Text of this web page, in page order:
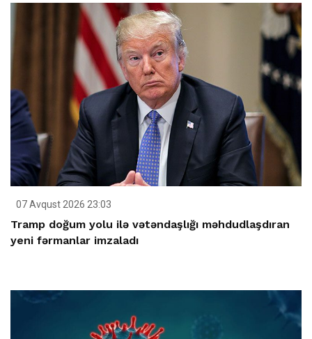
07 Avqust 2026 23:03
Tramp doğum yolu ilə vətəndaşlığı məhdudlaşdıran
yeni fərmanlar imzaladı